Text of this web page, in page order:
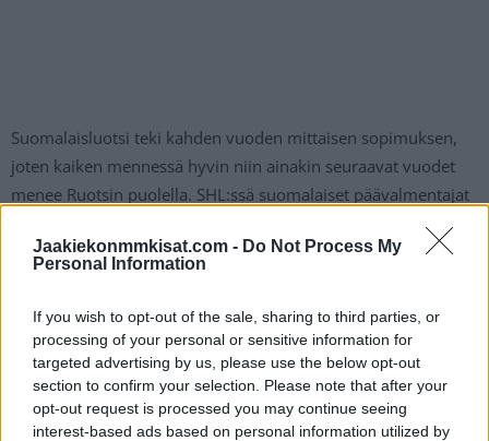
Jaakiekonmmkisat.com - Do Not Process My
Personal Information
If you wish to opt-out of the sale, sharing to third parties, or
processing of your personal or sensitive information for
targeted advertising by us, please use the below opt-out
section to confirm your selection. Please note that after your
opt-out request is processed you may continue seeing
interest-based ads based on personal information utilized by
Suomalaisluotsi teki kahden vuoden mittaisen sopimuksen,
joten kaiken mennessä hyvin niin ainakin seuraavat vuodet
menee Ruotsin puolella. SHL:ssä suomalaiset päävalmentajat
ovat olleet vuosien saatossa vähissä, joten Jokisen pesti
kertoo miehen nosteesta valmentajamarkkinoilla.